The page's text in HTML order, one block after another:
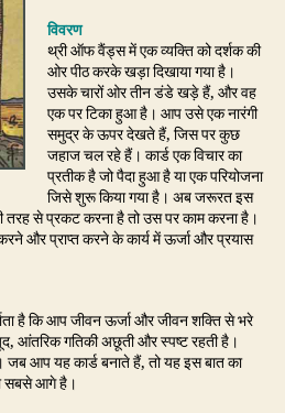
विवरण
थ्री ऑफ वैंड्स में एक व्यक्ति को दर्शक की
ओर पीठ करके खड़ा दिखाया गया है।
उसके चारों ओर तीन डंडे खड़े हैं, और वह
एक पर टिका हुआ है। आप उसे एक नारंगी
समुद्र के ऊपर देखते हैं, जिस पर कुछ
जहाज चल रहे हैं। कार्ड एक विचार का
प्रतीक है जो पैदा हुआ है या एक परियोजना
जिसे शुरू किया गया है। अब जरूरत इस
तरह से प्रकट करना है तो उस पर काम करना है।
और प्राप्त करने के कार्य में ऊर्जा और प्रयास
है कि आप जीवन ऊर्जा और जीवन शक्ति से भरे
आंतरिक गतिकी अछूती और स्पष्ट रहती है।
आप यह कार्ड बनाते हैं, तो यह इस बात का
सबसे आगे है।